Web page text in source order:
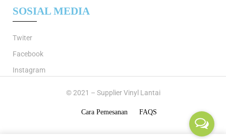
SOSIAL MEDIA
Twiter
Facebook
Instagram
© 2021 – Supplier Vinyl Lantai
Cara Pemesanan FAQS